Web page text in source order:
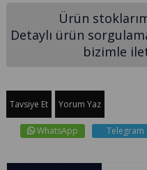
Ürün
Detaylı ürün
bizimle
Tavsiye Et Yorum Yaz
WhatsApp Telegram